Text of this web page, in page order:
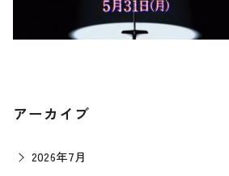
アーカイブ
2026年7月